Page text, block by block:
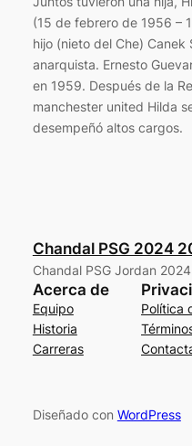
(15 de febrero de 1956 –
hijo (nieto del Che)
anarquista. Ernesto
en 1959. Después de la
manchester united Hilda
desempeñó altos cargos.
Chandal PSG 2024
Chandal PSG Jordan
Acerca de
Equipo
Historia
Carreras
Política
Diseñado con WordPress